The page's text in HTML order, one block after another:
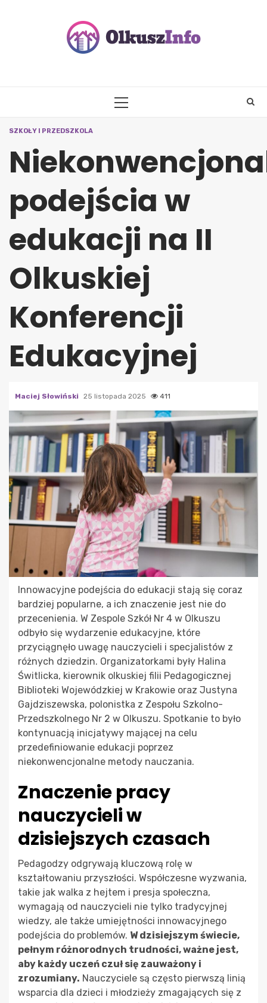
PRIMARY
SZKOŁY I PRZEDSZKOLA
podejścia w
edukacji na II
Olkuskiej
Konferencji
Edukacyjnej
Maciej Słowiński 25 listopada 2025 411
Innowacyjne podejścia do edukacji stają się coraz
bardziej popularne, a ich znaczenie jest nie do
przecenienia. W Zespole Szkół Nr 4 w Olkuszu
odbyło się wydarzenie edukacyjne, które
przyciągnęło uwagę nauczycieli i specjalistów z
różnych dziedzin. Organizatorkami były Halina
Świtlicka, kierownik olkuskiej filii Pedagogicznej
Biblioteki Wojewódzkiej w Krakowie oraz Justyna
Gajdziszewska, polonistka z Zespołu Szkolno-
Przedszkolnego Nr 2 w Olkuszu. Spotkanie to było
kontynuacją inicjatywy mającej na celu
przedefiniowanie edukacji poprzez
niekonwencjonalne metody nauczania.
Znaczenie pracy
nauczycieli w
dzisiejszych czasach
Pedagodzy odgrywają kluczową rolę w
kształtowaniu przyszłości. Współczesne wyzwania,
takie jak walka z hejtem i presja społeczna,
wymagają od nauczycieli nie tylko tradycyjnej
wiedzy, ale także umiejętności innowacyjnego
podejścia do problemów. W dzisiejszym świecie,
pełnym różnorodnych trudności, ważne jest,
aby każdy uczeń czuł się zauważony i
zrozumiany. Nauczyciele są często pierwszą linią
wsparcia dla dzieci i młodzieży zmagających się z